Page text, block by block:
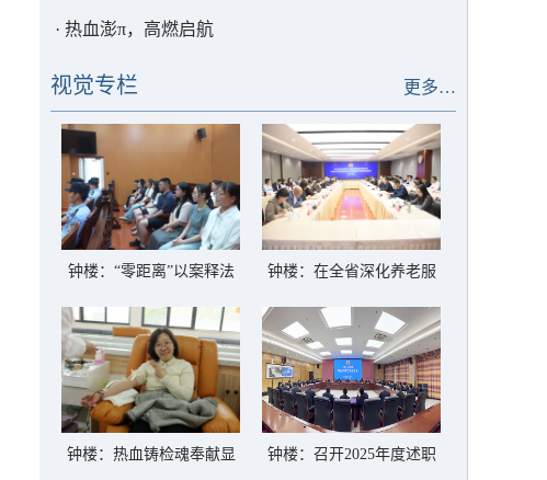
题普法活动
· 热血澎π，高燃启航
更多…
视觉专栏
钟楼：“零距离”以案释法
钟楼：在全省深化养老服
会上交流发言
钟楼：热血铸检魂奉献显
钟楼：召开2025年度述职